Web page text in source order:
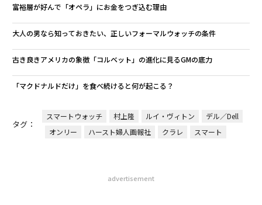
富裕層が好んで「オペラ」にお金をつぎ込む理由
大人の男なら知っておきたい、正しいフォーマルウォッチの条件
古き良きアメリカの象徴「コルベット」の進化に見るGMの底力
「マクドナルドだけ」を食べ続けると何が起こる？
タグ：
スマートウォッチ 村上隆 ルイ・ヴィトン
デル／Dell
オンリー
ハースト婦人画報社 クラレ スマート
advertisement